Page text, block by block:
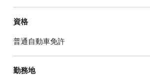
資格
普通自動車免許
勤務地